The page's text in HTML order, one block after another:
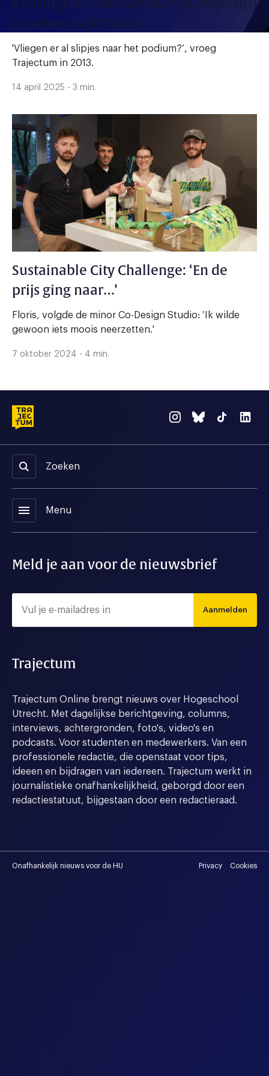
Kensington (ooit winnaar HU Popprijs)
in uitverkocht Tivoli
'Vliegen er al slipjes naar het podium?’, vroeg
Trajectum in 2013.
14 april 2025 - 3 min.
Sustainable City Challenge: ‘En de
prijs ging naar…’
Floris, volgde de minor Co-Design Studio: ‘Ik wilde
gewoon iets moois neerzetten.'
7 oktober 2024 - 4 min.
Zoeken
menu Menu
Meld je aan voor de nieuwsbrief
Aanmelden
Trajectum
Trajectum Online brengt nieuws over Hogeschool
Utrecht. Met dagelijkse berichtgeving, columns,
interviews, achtergronden, foto's, video's en
podcasts. Voor studenten en medewerkers. Van een
professionele redactie, die openstaat voor tips,
ideeen en bijdragen van iedereen. Trajectum werkt in
journalistieke onafhankelijkheid, geborgd door een
redactiestatuut, bijgestaan door een redactieraad.
Onafhankelijk nieuws voor de HU Privacy Cookies